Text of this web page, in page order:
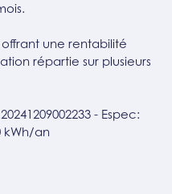
une rentabilité
répartie sur plusieurs
- Espec:
kWh/an